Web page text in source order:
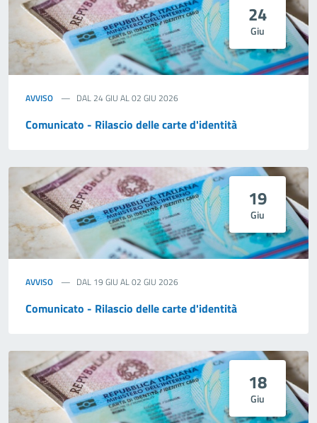
24
Giu
AVVISO DAL 24 GIU AL 02 GIU 2026
Comunicato - Rilascio delle carte d'identità
19
Giu
AVVISO DAL 19 GIU AL 02 GIU 2026
Comunicato - Rilascio delle carte d'identità
18
Giu